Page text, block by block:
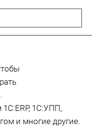
1С:УПП,
и многие другие.